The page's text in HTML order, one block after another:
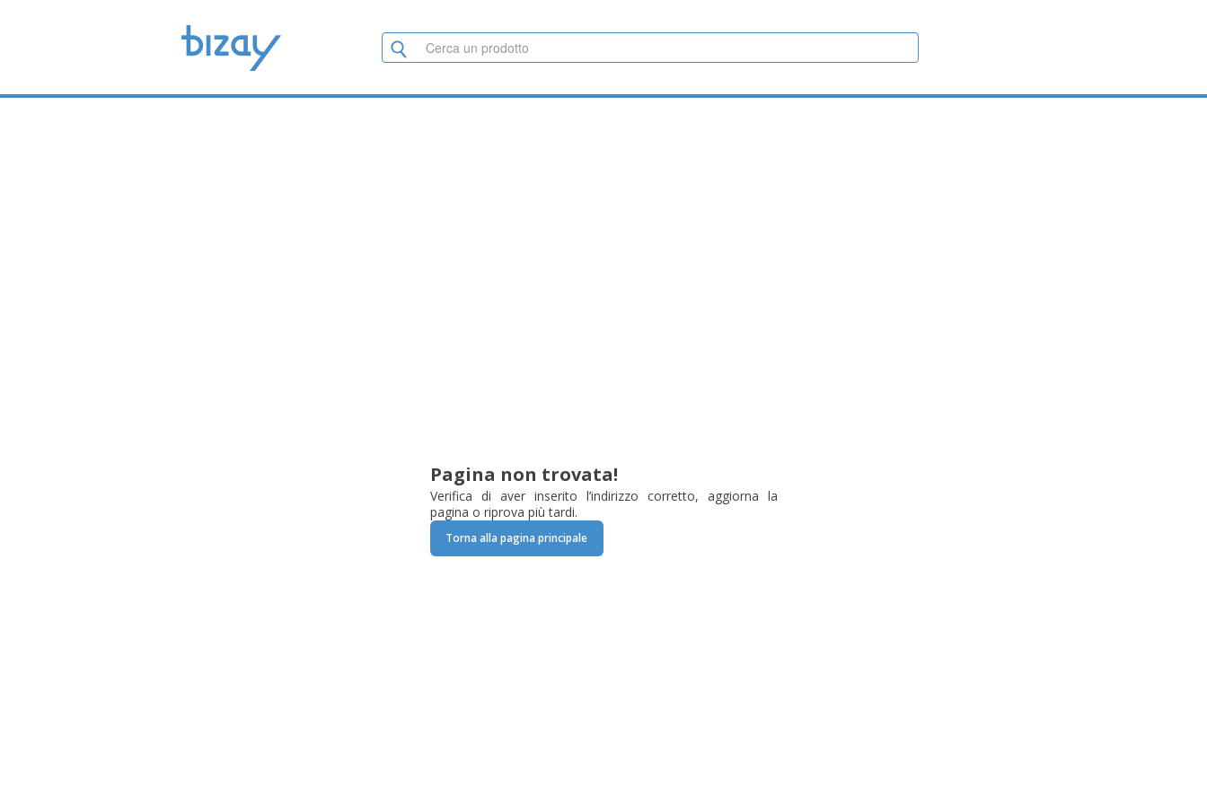
Pagina non trovata!
Verifica di aver inserito l’indirizzo corretto, aggiorna la
pagina o riprova più tardi.